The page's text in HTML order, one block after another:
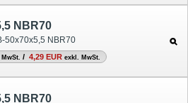
NBR70
50x70x5,5 NBR70
/ 4,29 EUR exkl. MwSt.
NBR70